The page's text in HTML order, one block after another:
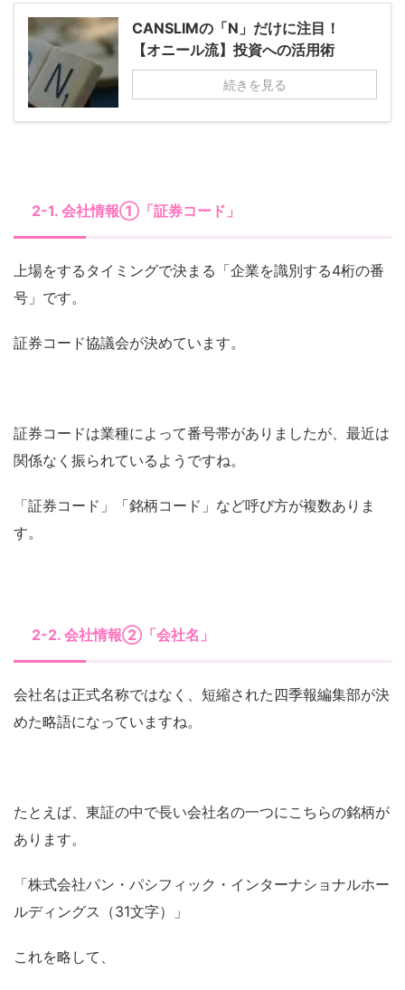
CANSLIMの「N」だけに注目！
【オニール流】投資への活用術
続きを見る
2-1. 会社情報①「証券コード」
上場をするタイミングで決まる「企業を識別する4桁の番
号」です。
証券コード協議会が決めています。
証券コードは業種によって番号帯がありましたが、最近は
関係なく振られているようですね。
「証券コード」「銘柄コード」など呼び方が複数ありま
す。
2-2. 会社情報②「会社名」
会社名は正式名称ではなく、短縮された四季報編集部が決
めた略語になっていますね。
たとえば、東証の中で長い会社名の一つにこちらの銘柄が
あります。
「株式会社パン・パシフィック・インターナショナルホー
ルディングス（31文字）」
これを略して、